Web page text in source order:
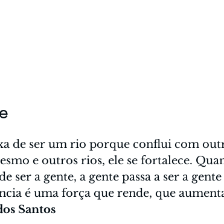
de ser um rio porque conflui com
e outros rios, ele se fortalece.
ser a gente, a gente passa a ser a
é uma força que rende, que
Santos